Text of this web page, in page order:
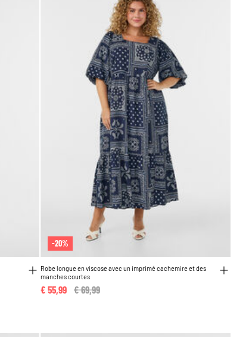
-20%
Robe longue en viscose avec un imprimé cachemire et des
manches courtes
Price reduced from
€ 69,99
€ 55,99